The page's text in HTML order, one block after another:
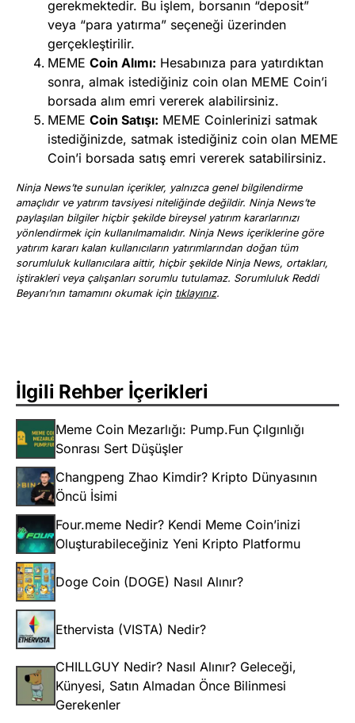
gerekmektedir. Bu işlem, borsanın “deposit”
veya “para yatırma” seçeneği üzerinden
gerçekleştirilir.
MEME Coin Alımı: Hesabınıza para yatırdıktan
sonra, almak istediğiniz coin olan MEME Coin’i
borsada alım emri vererek alabilirsiniz.
MEME Coin Satışı: MEME Coinlerinizi satmak
istediğinizde, satmak istediğiniz coin olan MEME
Coin’i borsada satış emri vererek satabilirsiniz.
Ninja News’te sunulan içerikler, yalnızca genel bilgilendirme
amaçlıdır ve yatırım tavsiyesi niteliğinde değildir. Ninja News’te
paylaşılan bilgiler hiçbir şekilde bireysel yatırım kararlarınızı
yönlendirmek için kullanılmamalıdır. Ninja News içeriklerine göre
yatırım kararı kalan kullanıcıların yatırımlarından doğan tüm
sorumluluk kullanıcılara aittir, hiçbir şekilde Ninja News, ortakları,
iştirakleri veya çalışanları sorumlu tutulamaz. Sorumluluk Reddi
Beyanı’nın tamamını okumak için tıklayınız.
İlgili Rehber İçerikleri
Meme Coin Mezarlığı: Pump.Fun Çılgınlığı
Sonrası Sert Düşüşler
Changpeng Zhao Kimdir? Kripto Dünyasının
Öncü İsimi
Four.meme Nedir? Kendi Meme Coin’inizi
Oluşturabileceğiniz Yeni Kripto Platformu
Doge Coin (DOGE) Nasıl Alınır?
Ethervista (VISTA) Nedir?
CHILLGUY Nedir? Nasıl Alınır? Geleceği,
Künyesi, Satın Almadan Önce Bilinmesi
Gerekenler